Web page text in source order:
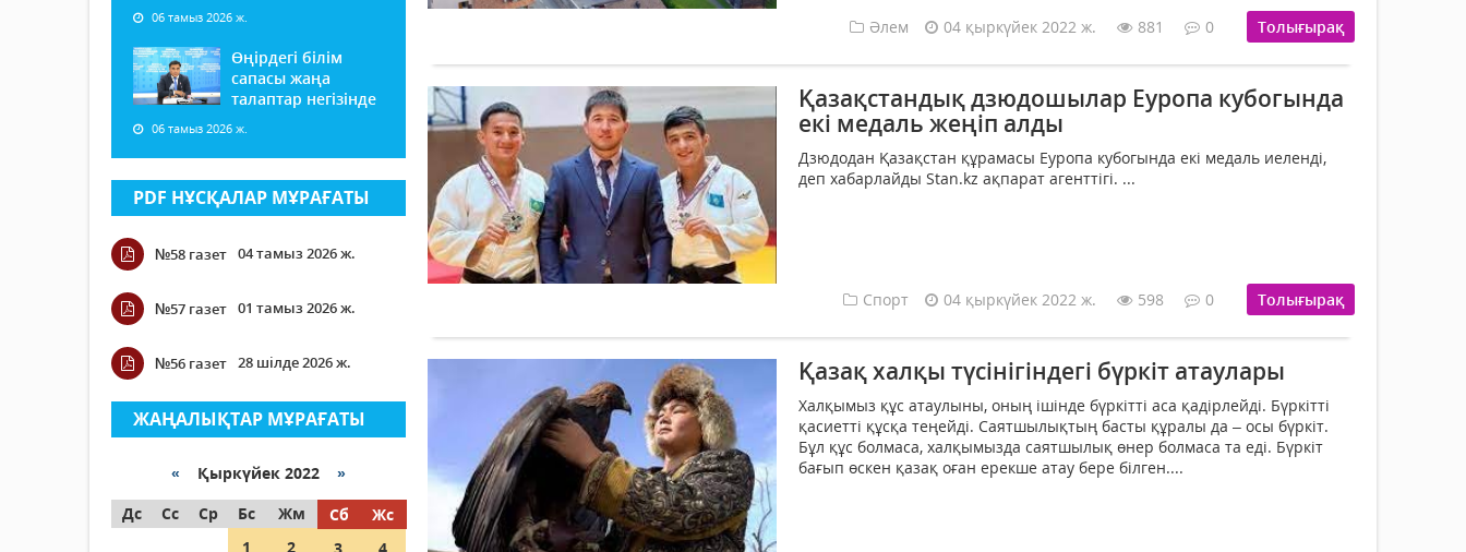
06 тамыз 2026 ж.
Өңірдегі білім
сапасы жаңа
талаптар негізінде
06 тамыз 2026 ж.
PDF НҰСҚАЛАР МҰРАҒАТЫ
№58 газет 04 тамыз 2026 ж.
№57 газет 01 тамыз 2026 ж.
№56 газет 28 шілде 2026 ж.
ЖАҢАЛЫҚТАР МҰРАҒАТЫ
« Қыркүйек 2022 »
Дс
Сс Ср Бс Жм Сб
Жс
1
2
Әлем 04 қыркүйек 2022 ж. 881 0 Толығырақ
Қазақстандық дзюдошылар Еуропа кубогында
екі медаль жеңіп алды
Дзюдодан Қазақстан құрамасы Еуропа кубогында екі медаль иеленді,
деп хабарлайды Stan.kz ақпарат агенттігі. ...
Спорт 04 қыркүйек 2022 ж. 598 0 Толығырақ
Қазақ халқы түсінігіндегі бүркіт атаулары
Халқымыз құс атаулыны, оның ішінде бүркітті аса қадірлейді. Бүркітті
қасиетті құсқа теңейді. Саятшылықтың басты құралы да – осы бүркіт.
Бұл құс болмаса, халқымызда саятшылық өнер болмаса та еді. Бүркіт
бағып өскен қазақ оған ерекше атау бере білген....